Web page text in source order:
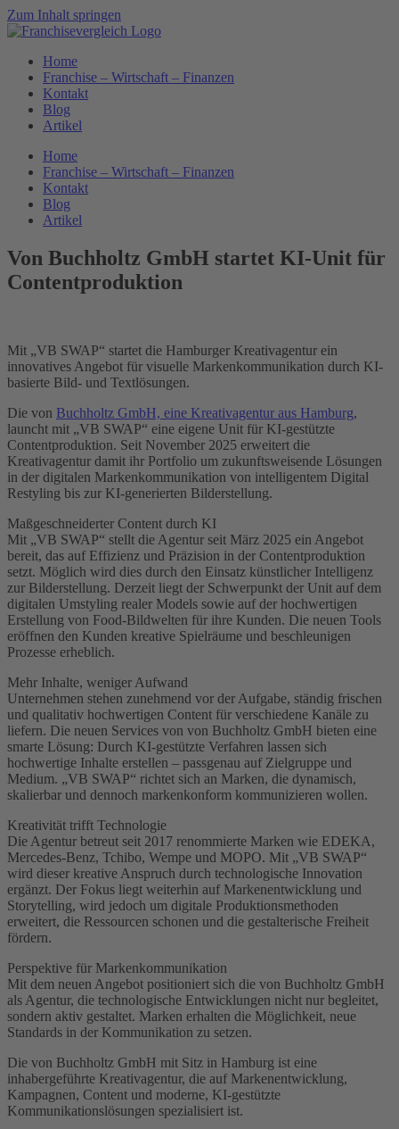
Zum Inhalt springen
Home
Franchise – Wirtschaft – Finanzen
Kontakt
Blog
Artikel
Home
Franchise – Wirtschaft – Finanzen
Kontakt
Blog
Artikel
Von Buchholtz GmbH startet KI-Unit für
Contentproduktion
Mit „VB SWAP“ startet die Hamburger Kreativagentur ein
innovatives Angebot für visuelle Markenkommunikation durch KI-
basierte Bild- und Textlösungen.
Die von Buchholtz GmbH, eine Kreativagentur aus Hamburg,
launcht mit „VB SWAP“ eine eigene Unit für KI-gestützte
Contentproduktion. Seit November 2025 erweitert die
Kreativagentur damit ihr Portfolio um zukunftsweisende Lösungen
in der digitalen Markenkommunikation von intelligentem Digital
Restyling bis zur KI-generierten Bilderstellung.
Maßgeschneiderter Content durch KI
Mit „VB SWAP“ stellt die Agentur seit März 2025 ein Angebot
bereit, das auf Effizienz und Präzision in der Contentproduktion
setzt. Möglich wird dies durch den Einsatz künstlicher Intelligenz
zur Bilderstellung. Derzeit liegt der Schwerpunkt der Unit auf dem
digitalen Umstyling realer Models sowie auf der hochwertigen
Erstellung von Food-Bildwelten für ihre Kunden. Die neuen Tools
eröffnen den Kunden kreative Spielräume und beschleunigen
Prozesse erheblich.
Mehr Inhalte, weniger Aufwand
Unternehmen stehen zunehmend vor der Aufgabe, ständig frischen
und qualitativ hochwertigen Content für verschiedene Kanäle zu
liefern. Die neuen Services von von Buchholtz GmbH bieten eine
smarte Lösung: Durch KI-gestützte Verfahren lassen sich
hochwertige Inhalte erstellen – passgenau auf Zielgruppe und
Medium. „VB SWAP“ richtet sich an Marken, die dynamisch,
skalierbar und dennoch markenkonform kommunizieren wollen.
Kreativität trifft Technologie
Die Agentur betreut seit 2017 renommierte Marken wie EDEKA,
Mercedes-Benz, Tchibo, Wempe und MOPO. Mit „VB SWAP“
wird dieser kreative Anspruch durch technologische Innovation
ergänzt. Der Fokus liegt weiterhin auf Markenentwicklung und
Storytelling, wird jedoch um digitale Produktionsmethoden
erweitert, die Ressourcen schonen und die gestalterische Freiheit
fördern.
Perspektive für Markenkommunikation
Mit dem neuen Angebot positioniert sich die von Buchholtz GmbH
als Agentur, die technologische Entwicklungen nicht nur begleitet,
sondern aktiv gestaltet. Marken erhalten die Möglichkeit, neue
Standards in der Kommunikation zu setzen.
Die von Buchholtz GmbH mit Sitz in Hamburg ist eine
inhabergeführte Kreativagentur, die auf Markenentwicklung,
Kampagnen, Content und moderne, KI-gestützte
Kommunikationslösungen spezialisiert ist.